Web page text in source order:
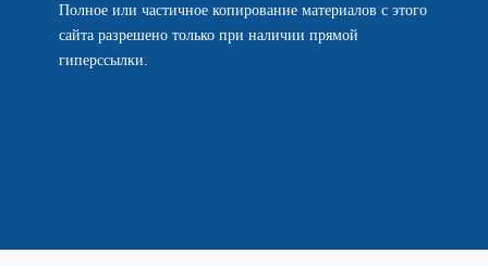
Полное или частичное копирование материалов с этого
сайта разрешено только при наличии прямой
гиперссылки.